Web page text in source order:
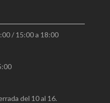
/ 15:00 a 18:00
del 10 al 16.